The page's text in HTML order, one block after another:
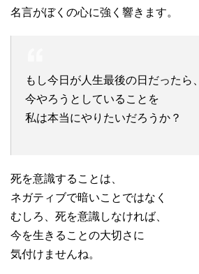
名言がぼくの心に強く響きます。
もし今日が人生最後の日だったら、
今やろうとしていることを
私は本当にやりたいだろうか？
死を意識することは、
ネガティブで暗いことではなく
むしろ、死を意識しなければ、
今を生きることの大切さに
気付けませんね。